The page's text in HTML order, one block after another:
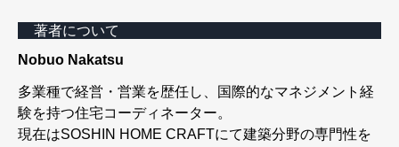
著者について
Nobuo Nakatsu
多業種で経営・営業を歴任し、国際的なマネジメント経
験を持つ住宅コーディネーター。
現在はSOSHIN HOME CRAFTにて建築分野の専門性を